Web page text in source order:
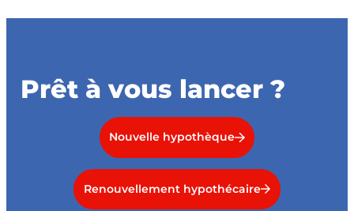
Prêt à vous lancer ?
Nouvelle hypothèque
Renouvellement hypothécaire